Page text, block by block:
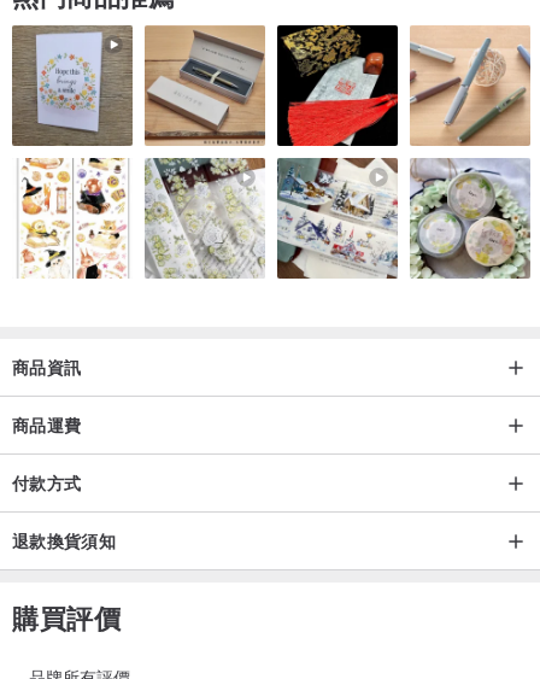
別注意喔！
沒有配戴的時候，建議將飾品清潔後收納起來（例如裝入夾鏈袋中存
放），這樣可以隔離水氣，延長寶貝的壽命。
◆ 保養與注意事項
◇ 蠟線清潔：
如有髒汙，可以牙刷沾清水或少許肥皂輕輕刷洗。
象。
避免泡溫泉及游泳時配戴。
不配戴時可收納至密封的夾鏈袋內保存。
可使用拭銀布擦拭，或以牙刷沾取少許牙膏（或檸檬酸）輕輕刷洗，
擦乾後即可恢復原有明亮光澤。
◇ 天然石淨化：
因每種天然石的質地特性不同，建議以煙熏方式淨化，才不會使寶貝
受損。
商品資訊
商品運費
付款方式
退款換貨須知
購買評價